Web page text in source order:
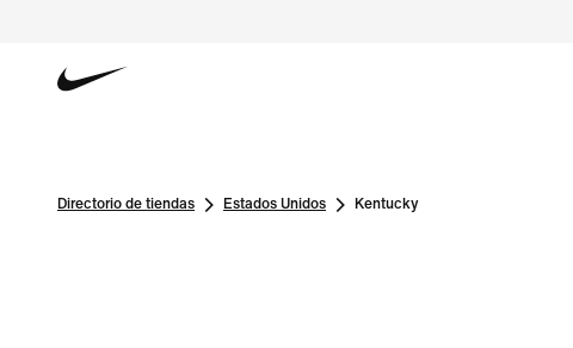
Directorio de tiendas Estados Unidos Kentucky